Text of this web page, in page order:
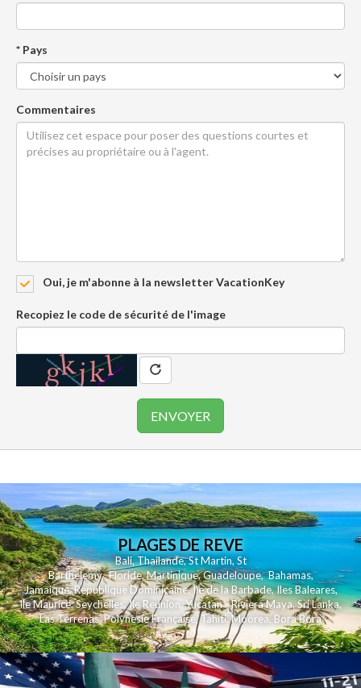
* Pays
Commentaires
Oui, je m'abonne à la newsletter VacationKey
Recopiez le code de sécurité de l'image
PLAGES DE REVE
Bali,Thailande,St Martin,St
Barthelemy,Floride,Martinique,Guadeloupe,Bahamas,
Jamaique,Republique Dominicaine,Ile de la Barbade,Iles Baleares,
Ile Maurice,Seychelles,Ile Reunion,Yucatan - Riviera Maya,Sri Lanka,
Las Terrenas,Polynesie Française,Tahiti,Moorea, Bora Bora